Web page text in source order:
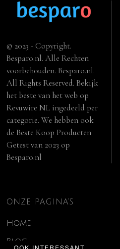
OOK INTERESSANT
© 2023 - Copyright.
Besparo.nl. Alle Rechten
voorbehouden. Besparo.nl.
All Rights Reserved. Bekijk
het beste van het web op
Revuwire NL ingedeeld per
categorie. We hebben ook
deBeste Koop Producten
Getest van 2023 op
Besparo.nl
ONZE PAGINA’S
Home
Blog